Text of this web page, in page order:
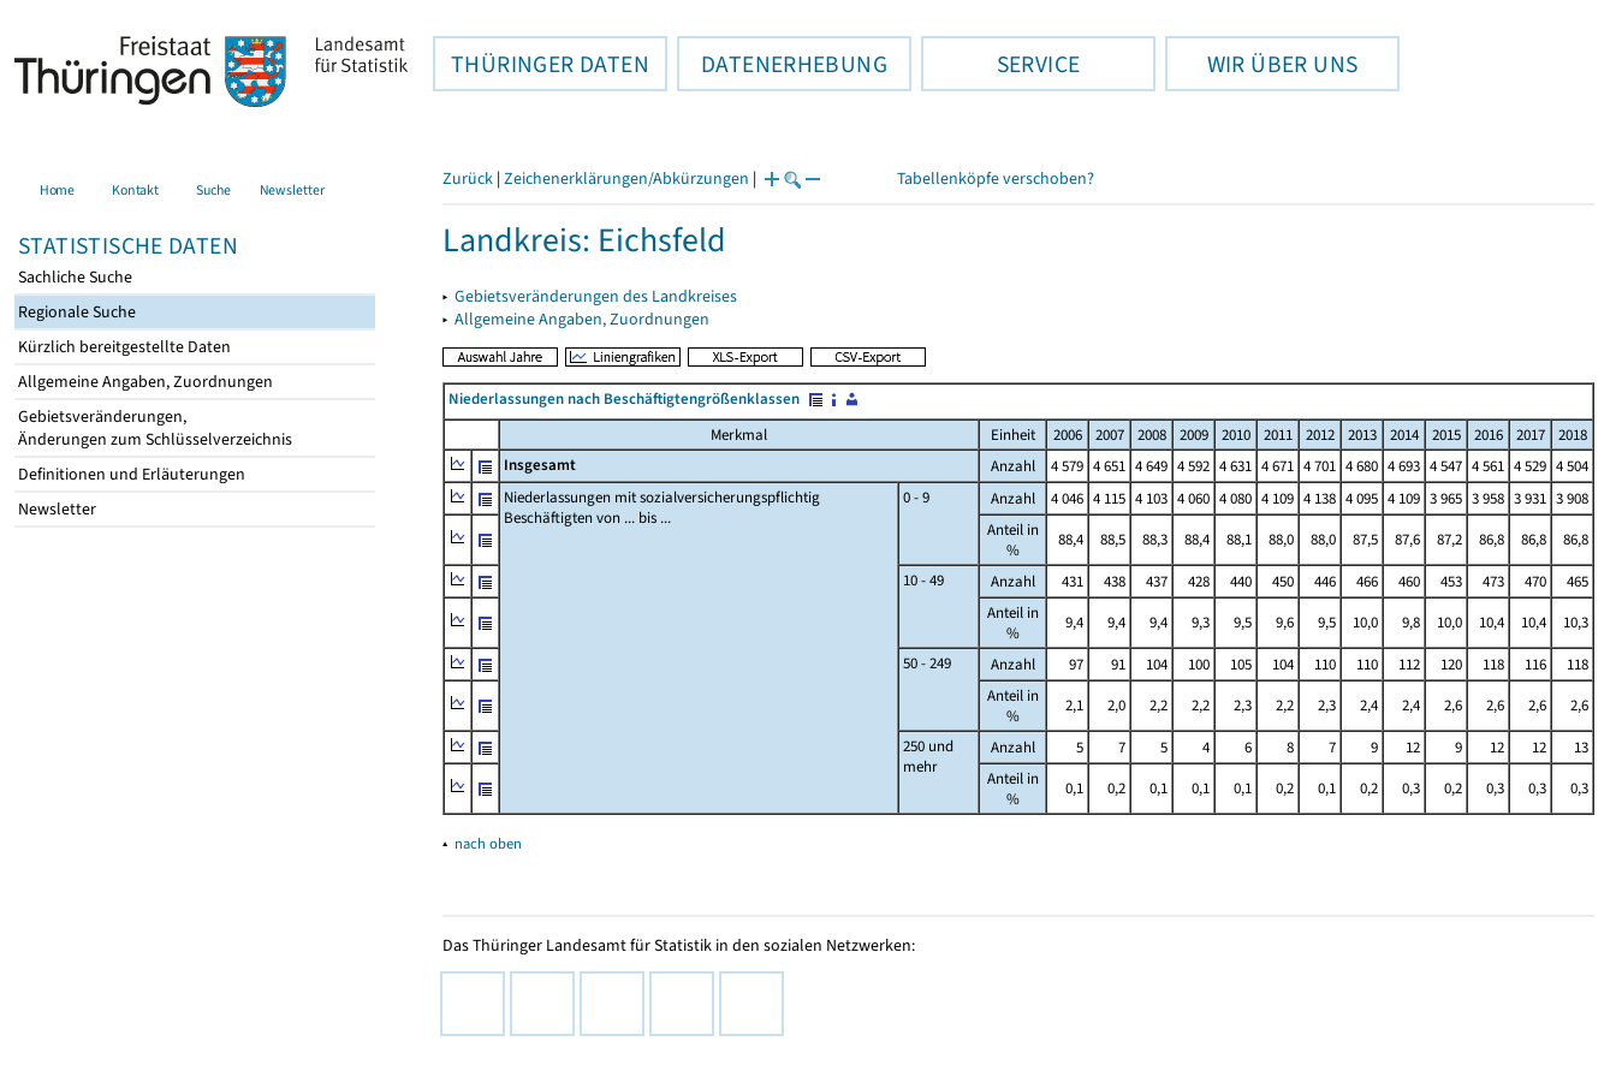
THÜRINGER DATEN DATENERHEBUNG SERVICE WIR ÜBER UNS
Home Kontakt Suche Newsletter
STATISTISCHE DATEN
Sachliche Suche
Regionale Suche
Kürzlich bereitgestellte Daten
Allgemeine Angaben, Zuordnungen
Gebietsveränderungen,
Änderungen zum Schlüsselverzeichnis
Definitionen und Erläuterungen
Newsletter
Zurück | Zeichenerklärungen/Abkürzungen | Tabellenköpfe verschoben?
Landkreis: Eichsfeld
▸ Gebietsveränderungen des Landkreises
▸ Allgemeine Angaben, Zuordnungen
Niederlassungen nach Beschäftigtengrößenklassen
Merkmal
Einheit 2006 2007 2008 2009 2010 2011 2012 2013 2014 2015 2016 2017
2018
Insgesamt
Anzahl 4 579 4 651 4 649 4 592 4 631 4 671 4 701 4 680 4 693 4 547 4 561 4 529 4 504
Niederlassungen mit sozialversicherungspflichtig
Beschäftigten von ... bis ...
0 - 9 Anzahl 4 046 4 115 4 103 4 060 4 080 4 109 4 138 4 095 4 109 3 965 3 958 3 931 3 908
Anteil in
%
88,4 88,5 88,3 88,4 88,1 88,0 88,0 87,5 87,6 87,2 86,8 86,8
86,8
10 - 49
Anzahl 431 438 437 428 440 450 446 466 460 453 473 470
465
Anteil in
%
9,4 9,4 9,4 9,3 9,5 9,6 9,5 10,0 9,8 10,0 10,4 10,4
10,3
50 - 249
Anzahl 97 91 104 100 105 104 110 110 112 120 118 116
118
Anteil in
%
2,1 2,0 2,2 2,2 2,3 2,2 2,3 2,4 2,4 2,6 2,6 2,6
2,6
250 und
mehr
Anzahl 5 7 5 4 6 8 7 9 12 9 12 12
13
Anteil in
%
0,1 0,2 0,1 0,1 0,1 0,2 0,1 0,2 0,3 0,2 0,3 0,3 0,3
▴ nach oben
Das Thüringer Landesamt für Statistik in den sozialen Netzwerken: